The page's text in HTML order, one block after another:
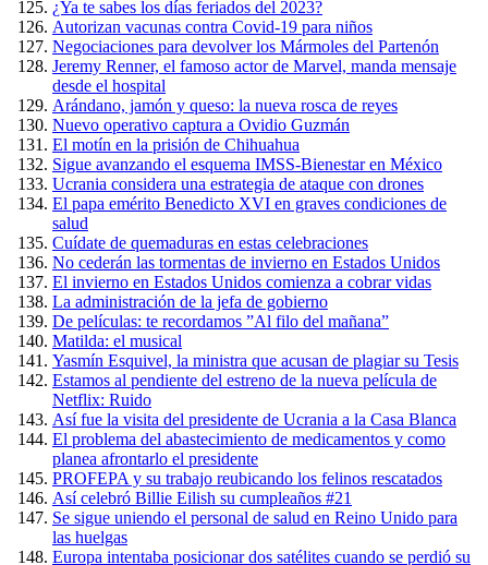
¿Ya te sabes los días feriados del 2023?
Autorizan vacunas contra Covid-19 para niños
Negociaciones para devolver los Mármoles del Partenón
Jeremy Renner, el famoso actor de Marvel, manda mensaje
desde el hospital
Arándano, jamón y queso: la nueva rosca de reyes
Nuevo operativo captura a Ovidio Guzmán
El motín en la prisión de Chihuahua
Sigue avanzando el esquema IMSS-Bienestar en México
Ucrania considera una estrategia de ataque con drones
El papa emérito Benedicto XVI en graves condiciones de
salud
Cuídate de quemaduras en estas celebraciones
No cederán las tormentas de invierno en Estados Unidos
El invierno en Estados Unidos comienza a cobrar vidas
La administración de la jefa de gobierno
De películas: te recordamos ”Al filo del mañana”
Matilda: el musical
Yasmín Esquivel, la ministra que acusan de plagiar su Tesis
Estamos al pendiente del estreno de la nueva película de
Netflix: Ruido
Así fue la visita del presidente de Ucrania a la Casa Blanca
El problema del abastecimiento de medicamentos y como
planea afrontarlo el presidente
PROFEPA y su trabajo reubicando los felinos rescatados
Así celebró Billie Eilish su cumpleaños #21
Se sigue uniendo el personal de salud en Reino Unido para
las huelgas
Europa intentaba posicionar dos satélites cuando se perdió su